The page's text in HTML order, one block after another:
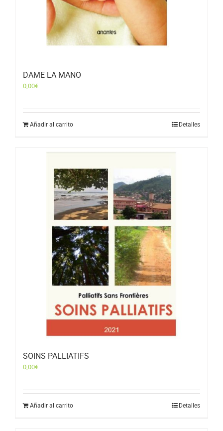
DAME LA MANO
0,00€
Añadir al carrito Detalles
SOINS PALLIATIFS
0,00€
Añadir al carrito Detalles